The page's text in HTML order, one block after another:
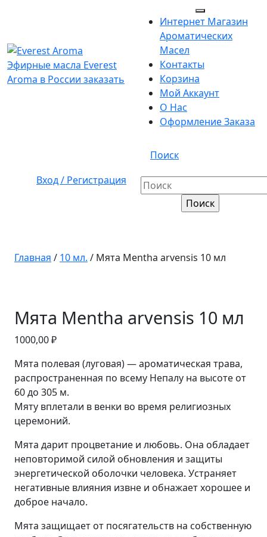
Эфирные масла Everest
Aroma в России заказать
Кнопка
Открыть
Интернет Магазин
Ароматических
Масел
Контакты
Корзина
Мой Аккаунт
О Нас
Оформление Заказа
Закрыть
Вход / Регистрация Вход
Регистрация
Поиск
Найти:
Главная / 10 мл. / Мята Mentha arvensis 10 мл
Мята Mentha arvensis 10 мл
1000,00₽
Мята полевая (луговая) — ароматическая трава,
распространенная по всему Непалу на высоте от
60 до 305 м.
Мяту вплетали в венки во время религиозных
церемоний.
Мята дарит процветание и любовь. Она обладает
неповторимой силой обновления и защиты
энергетической оболочки человека. Устраняет
негативные влияния извне и обнажает хорошее и
доброе начало.
Мята защищает от посягательств на собственную